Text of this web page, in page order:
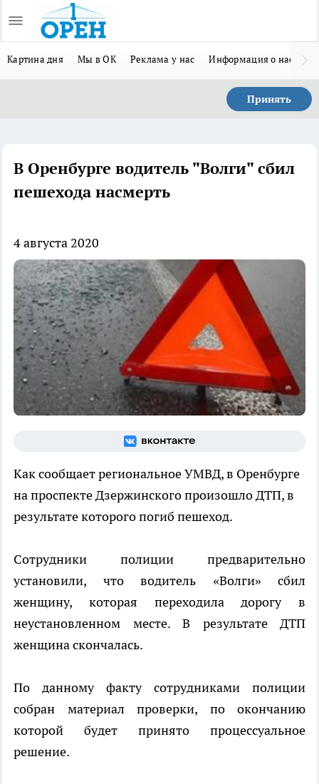
Картина дня Мы в ОК Реклама у нас Информация о нас
Принять
В Оренбурге водитель "Волги" сбил
пешехода насмерть
4 августа 2020
Как сообщает региональное УМВД, в Оренбурге
на проспекте Дзержинского произошло ДТП, в
результате которого погиб пешеход.
Сотрудники полиции предварительно
установили, что водитель «Волги» сбил
женщину, которая переходила дорогу в
неустановленном месте. В результате ДТП
женщина скончалась.
По данному факту сотрудниками полиции
собран материал проверки, по окончанию
которой будет принято процессуальное
решение.